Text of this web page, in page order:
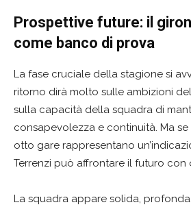
Prospettive future: il
come banco di prova
La fase cruciale della stagione si
ritorno dirà molto sulle ambizioni
sulla capacità della squadra di
consapevolezza e continuità. Ma
otto gare rappresentano
Terrenzi può affrontare il futuro con
La squadra appare solida,